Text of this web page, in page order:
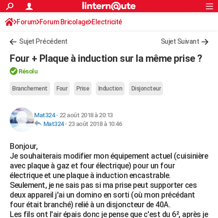
ACTUALITÉS
Politique
Société
Faits Divers
Education
Monde
Villes
+
Programme TV
TNTStreaming
Cinéma
Sorties cinéma
Musique
+FINANCE
Retraite
Impôts
Epargne
Immobilier
Risques naturels par ville
Banque
Assurance
Crédit
AUTO
Essais
Réserver un essai
Citadines
Berlines
SUV
Forum auto
HIGH-TECH
Mobiles
Meilleur smartphone
Internet
Ordinateurs
Jeux vidéo
Guide high-tech
BRICOLAGE
Forum
Aménagement intérieur
Extérieur
Cuisine
Salle de bains
Jardinage
Rangement
WEEK-END
Guides de France
Escapades
Patrimoine
Expositions
Musées
Week-end nature
+LIFESTYLE
Art de vivre
Bien-être
Loisirs
Mode
Modes de vie
SANTE
Alimentation
Guide de la santé
Maladies
Médicaments
Sommeil
VOYAGE
S'inscrire
Connexion
Forum Forum Bricolage Electricité
Sujet Précédent Sujet Suivant
Four + Plaque à induction sur la même prise ?
Résolu
Branchement Four Prise Induction Disjoncteur
Mat324- 22 août 2018 à 20:13
Mat324- 23 août 2018 à 10:46
Bonjour,
Je souhaiterais modifier mon équipement actuel (cuisinière
avec plaque à gaz et four électrique) pour un four
électrique et une plaque à induction encastrable.
Seulement, je ne sais pas si ma prise peut supporter ces
deux appareil j'ai un domino en sorti (où mon précédant
four était branché) relié à un disjoncteur de 40A.
Les fils ont l'air épais donc je pense que c'est du 6², après je